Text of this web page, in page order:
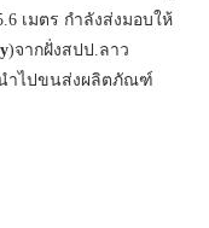
เมตร กำลังส่งมอบให้
)จากฝั่งสปป.ลาว
นำไปขนส่งผลิตภัณฑ์